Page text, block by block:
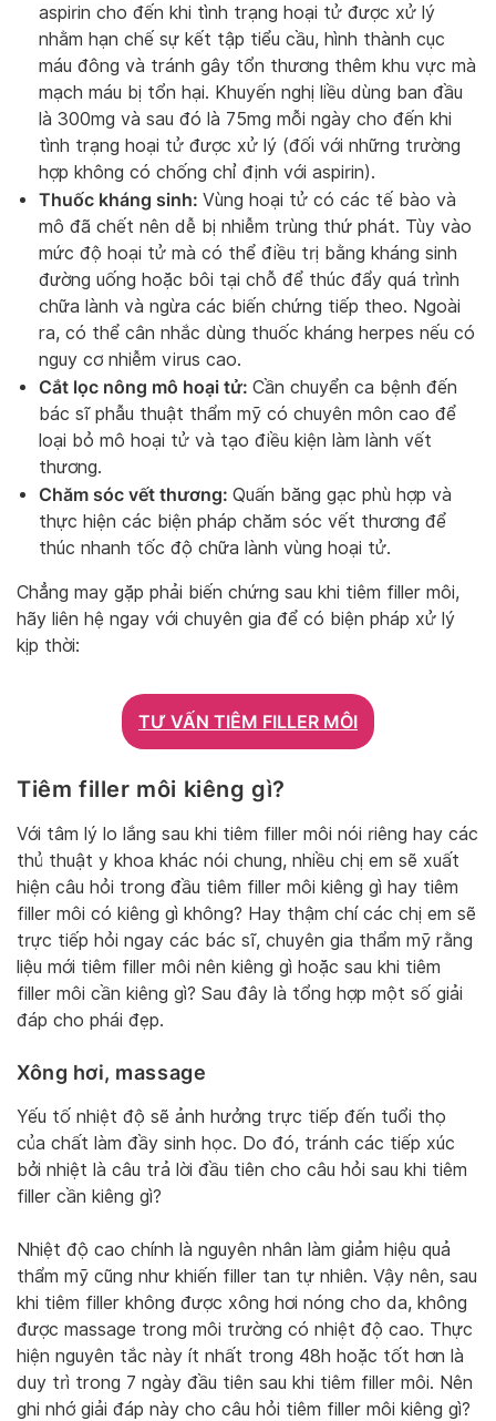
aspirin cho đến khi tình trạng hoại tử được xử lý
nhằm hạn chế sự kết tập tiểu cầu, hình thành cục
máu đông và tránh gây tổn thương thêm khu vực mà
mạch máu bị tổn hại. Khuyến nghị liều dùng ban đầu
là 300mg và sau đó là 75mg mỗi ngày cho đến khi
tình trạng hoại tử được xử lý (đối với những trường
hợp không có chống chỉ định với aspirin).
Thuốc kháng sinh: Vùng hoại tử có các tế bào và
mô đã chết nên dễ bị nhiễm trùng thứ phát. Tùy vào
mức độ hoại tử mà có thể điều trị bằng kháng sinh
đường uống hoặc bôi tại chỗ để thúc đẩy quá trình
chữa lành và ngừa các biến chứng tiếp theo. Ngoài
ra, có thể cân nhắc dùng thuốc kháng herpes nếu có
nguy cơ nhiễm virus cao.
Cắt lọc nông mô hoại tử: Cần chuyển ca bệnh đến
bác sĩ phẫu thuật thẩm mỹ có chuyên môn cao để
loại bỏ mô hoại tử và tạo điều kiện làm lành vết
thương.
Chăm sóc vết thương: Quấn băng gạc phù hợp và
thực hiện các biện pháp chăm sóc vết thương để
thúc nhanh tốc độ chữa lành vùng hoại tử.
Chẳng may gặp phải biến chứng sau khi tiêm filler môi,
hãy liên hệ ngay với chuyên gia để có biện pháp xử lý
kịp thời:
TƯ VẤN TIÊM FILLER MÔI
Tiêm filler môi kiêng gì?
Với tâm lý lo lắng sau khi tiêm filler môi nói riêng hay các
thủ thuật y khoa khác nói chung, nhiều chị em sẽ xuất
hiện câu hỏi trong đầu tiêm filler môi kiêng gì hay tiêm
filler môi có kiêng gì không? Hay thậm chí các chị em sẽ
trực tiếp hỏi ngay các bác sĩ, chuyên gia thẩm mỹ rằng
liệu mới tiêm filler môi nên kiêng gì hoặc sau khi tiêm
filler môi cần kiêng gì? Sau đây là tổng hợp một số giải
đáp cho phái đẹp.
Xông hơi, massage
Yếu tố nhiệt độ sẽ ảnh hưởng trực tiếp đến tuổi thọ
của chất làm đầy sinh học. Do đó, tránh các tiếp xúc
bởi nhiệt là câu trả lời đầu tiên cho câu hỏi sau khi tiêm
filler cần kiêng gì?
Nhiệt độ cao chính là nguyên nhân làm giảm hiệu quả
thẩm mỹ cũng như khiến filler tan tự nhiên. Vậy nên, sau
khi tiêm filler không được xông hơi nóng cho da, không
được massage trong môi trường có nhiệt độ cao. Thực
hiện nguyên tắc này ít nhất trong 48h hoặc tốt hơn là
duy trì trong 7 ngày đầu tiên sau khi tiêm filler môi. Nên
ghi nhớ giải đáp này cho câu hỏi tiêm filler môi kiêng gì?